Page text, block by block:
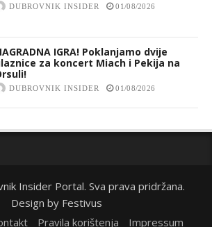
DUBROVNIK INSIDER 01/08/2026
IGRA! Poklanjamo dvije
za koncert Miach i Pekija na
DUBROVNIK INSIDER 01/08/2026
Insider Portal. Sva prava pridržana.
Design by Festivus
Pravila korištenja Impressum